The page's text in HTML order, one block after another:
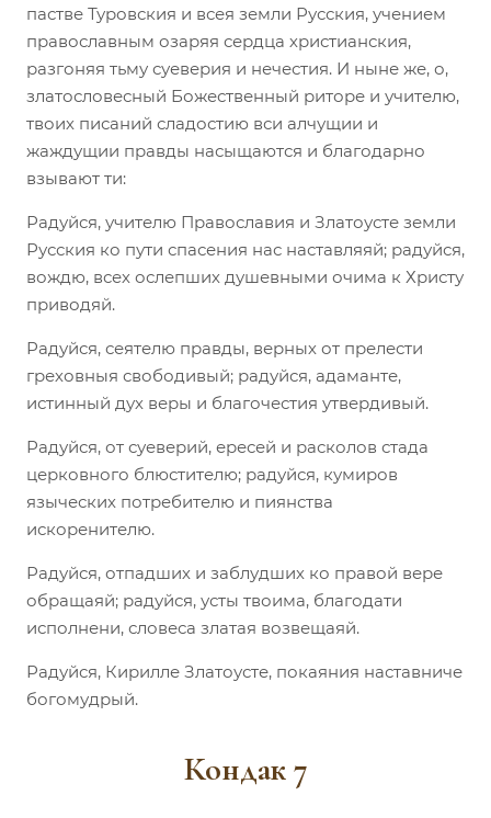
пастве Туровския и всея земли Русския, учением
православным озаряя сердца христианския,
разгоняя тьму суеверия и нечестия. И ныне же, о,
златословесный Божественный риторе и учителю,
твоих писаний сладостию вси алчущии и
жаждущии правды насыщаются и благодарно
взывают ти:
Радуйся, учителю Православия и Златоусте земли
Русския ко пути спасения нас наставляяй; радуйся,
вождю, всех ослепших душевными очима к Христу
приводяй.
Радуйся, сеятелю правды, верных от прелести
греховныя свободивый; радуйся, адаманте,
истинный дух веры и благочестия утвердивый.
Радуйся, от суеверий, ересей и расколов стада
церковного блюстителю; радуйся, кумиров
языческих потребителю и пиянства
искоренителю.
Радуйся, отпадших и заблудших ко правой вере
обращаяй; радуйся, усты твоима, благодати
исполнени, словеса златая возвещаяй.
Радуйся, Кирилле Златоусте, покаяния наставниче
богомудрый.
Кондак 7